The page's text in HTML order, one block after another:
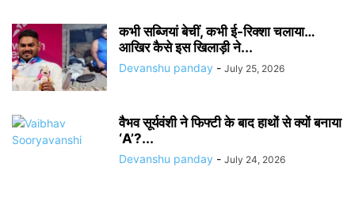
कभी सब्जियां बेचीं, कभी ई-रिक्शा चलाया…
आखिर कैसे इस खिलाड़ी ने...
Devanshu panday - July 25, 2026
वैभव सूर्यवंशी ने फिफ्टी के बाद हाथों से क्यों बनाया
‘A’?...
Devanshu panday - July 24, 2026